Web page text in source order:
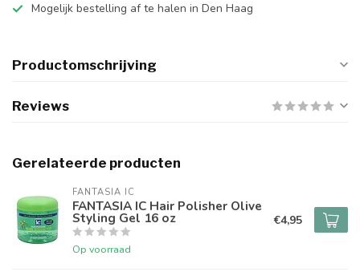
Mogelijk bestelling af te halen in Den Haag
Productomschrijving
Reviews
Gerelateerde producten
FANTASIA IC
FANTASIA IC Hair Polisher Olive
Styling Gel 16 oz
Op voorraad
€4,95